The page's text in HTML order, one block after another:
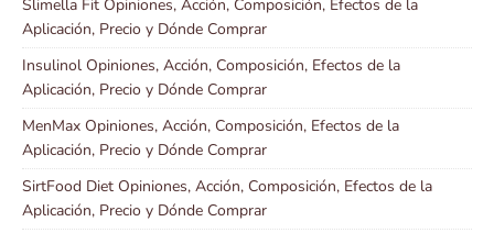
Slimella Fit Opiniones, Acción, Composición, Efectos de la
Aplicación, Precio y Dónde Comprar
Insulinol Opiniones, Acción, Composición, Efectos de la
Aplicación, Precio y Dónde Comprar
MenMax Opiniones, Acción, Composición, Efectos de la
Aplicación, Precio y Dónde Comprar
SirtFood Diet Opiniones, Acción, Composición, Efectos de la
Aplicación, Precio y Dónde Comprar